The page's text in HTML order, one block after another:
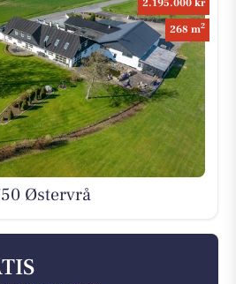
2.195.000 kr
268 m2
Østervrå